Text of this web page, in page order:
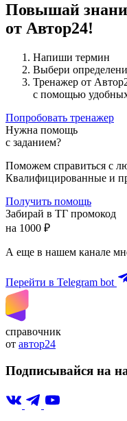
Повышай
от Автор24!
Напиши термин
Выбери
Тренажер от
с помощью
Попробовать тренажер
Нужна помощь
с заданием?
Поможем справиться с
Квалифицированные и
Получить помощь
Забирай в ТГ промокод
на 1000 ₽
А еще в нашем канале
Перейти в Telegram bot
справочник
от автор24
Подписывайся на